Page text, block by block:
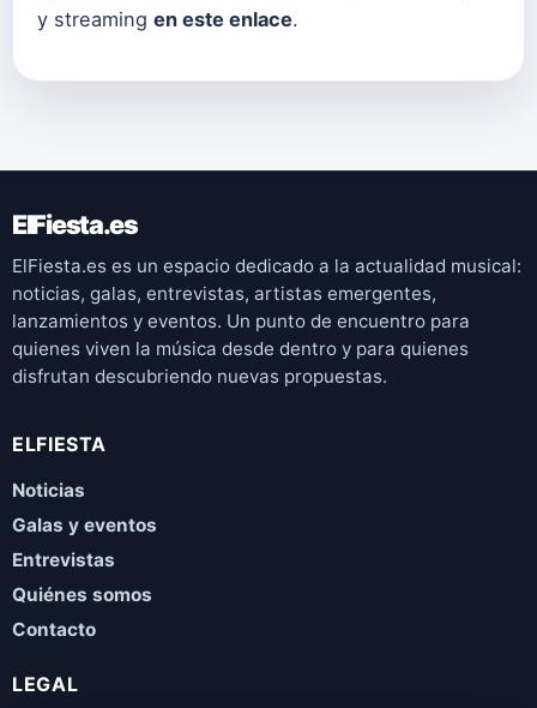
y streaming en este enlace.
ElFiesta.es
ElFiesta.es es un espacio dedicado a la actualidad musical:
noticias, galas, entrevistas, artistas emergentes,
lanzamientos y eventos. Un punto de encuentro para
quienes viven la música desde dentro y para quienes
disfrutan descubriendo nuevas propuestas.
ELFIESTA
Noticias
Galas y eventos
Entrevistas
Quiénes somos
Contacto
LEGAL